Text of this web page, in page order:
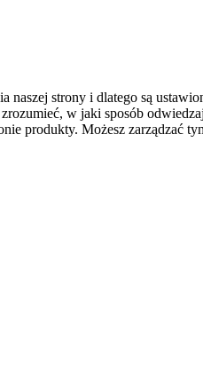
strony i dlatego są
w jaki sposób
produkty. Możesz zarządzać